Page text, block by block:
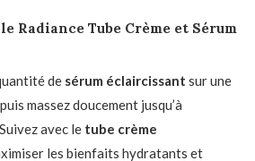
Radiance Tube Crème et Sérum
de sérum éclaircissant sur une
massez doucement jusqu’à
avec le tube crème
les bienfaits hydratants et